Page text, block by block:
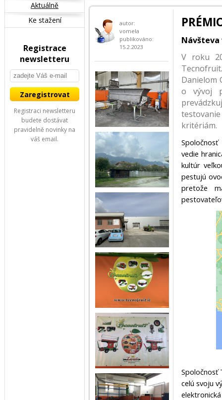
autor:
vomela
publikováno:
15.2.2023
Návšteva
V roku
Danielom
o vývoj
kritériám.
vedie
kultúr
pestujú
pretože
Spoločnosť
celú svoju
Aktuálně
Ke stažení
Registrace
newsletteru
Registraci newsletteru
budete dostávat
pravidelně novinky na
váš email.